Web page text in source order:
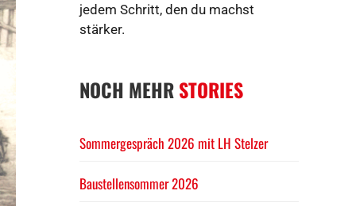
jedem Schritt, den du machst
stärker.
NOCH MEHRSTORIES
Sommergespräch 2026 mit LH Stelzer
Baustellensommer 2026